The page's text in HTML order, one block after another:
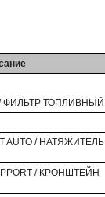
/ ФИЛЬТР ТОПЛИВНЫЙ
AUTO / НАТЯЖИТЕЛЬ
/ КРОНШТЕЙН